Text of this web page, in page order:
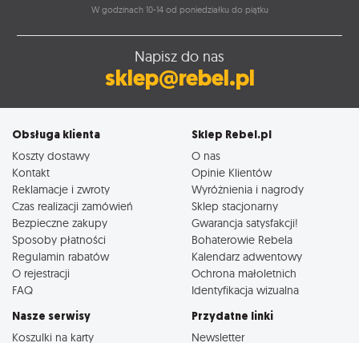
W godzinach 10-14 od poniedziałku do piątku
Napisz do nas
sklep@rebel.pl
Obsługa klienta
Koszty dostawy
Kontakt
Reklamacje i zwroty
Czas realizacji zamówień
Bezpieczne zakupy
Sposoby płatności
Regulamin rabatów
O rejestracji
FAQ
Sklep Rebel.pl
O nas
Opinie Klientów
Wyróżnienia i nagrody
Sklep stacjonarny
Gwarancja satysfakcji!
Bohaterowie Rebela
Kalendarz adwentowy
Ochrona małoletnich
Identyfikacja wizualna
Nasze serwisy
Koszulki na karty
Przydatne linki
Newsletter